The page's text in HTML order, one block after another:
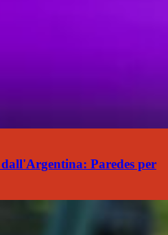
Paredes per